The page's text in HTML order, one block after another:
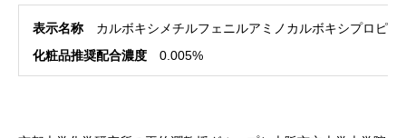
表示名称 カルボキシメチルフェニルアミノカルボキシプロピル
化粧品推奨配合濃度 0.005%